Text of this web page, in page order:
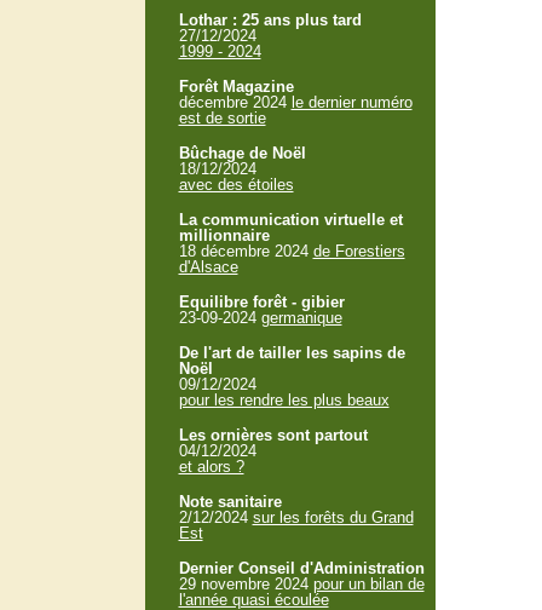
Lothar : 25 ans plus tard
27/12/2024
1999 - 2024
Forêt Magazine
décembre 2024 le dernier numéro
est de sortie
Bûchage de Noël
18/12/2024
avec des étoiles
La communication virtuelle et
millionnaire
18 décembre 2024 de Forestiers
d'Alsace
Equilibre forêt - gibier
23-09-2024 germanique
De l'art de tailler les sapins de
Noël
09/12/2024
pour les rendre les plus beaux
Les ornières sont partout
04/12/2024
et alors ?
Note sanitaire
2/12/2024 sur les forêts du Grand
Est
Dernier Conseil d'Administration
29 novembre 2024 pour un bilan de
l'année quasi écoulée